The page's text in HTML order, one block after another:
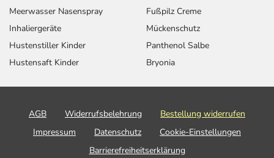
Meerwasser Nasenspray
Inhaliergeräte
Hustenstiller Kinder
Hustensaft Kinder
Fußpilz Creme
Mückenschutz
Panthenol Salbe
Bryonia
AGB Widerrufsbelehrung
Bestellung widerrufen
Impressum
Datenschutz
Cookie-Einstellungen
Barrierefreiheitserklärung